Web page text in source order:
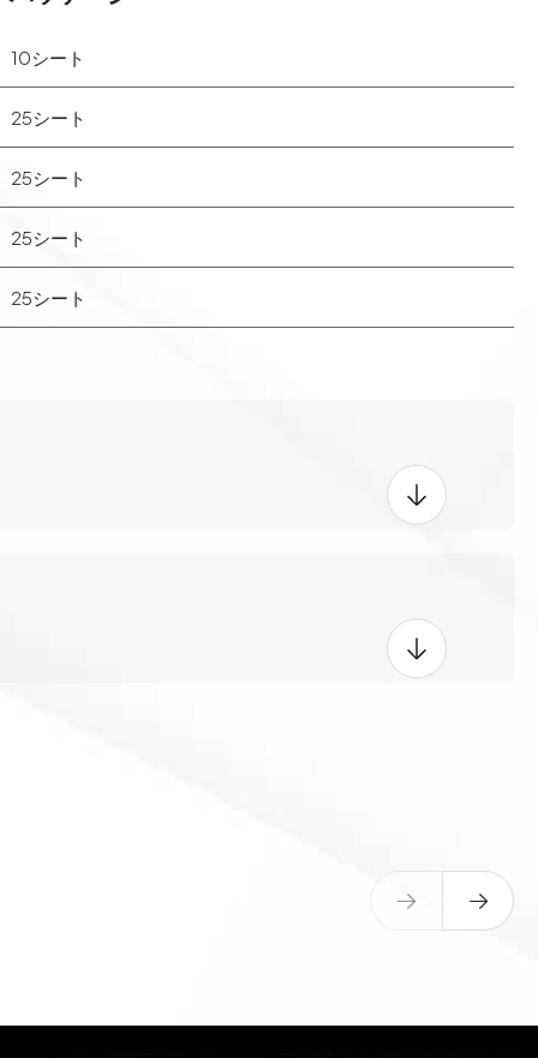
10シート
25シート
25シート
25シート
25シート